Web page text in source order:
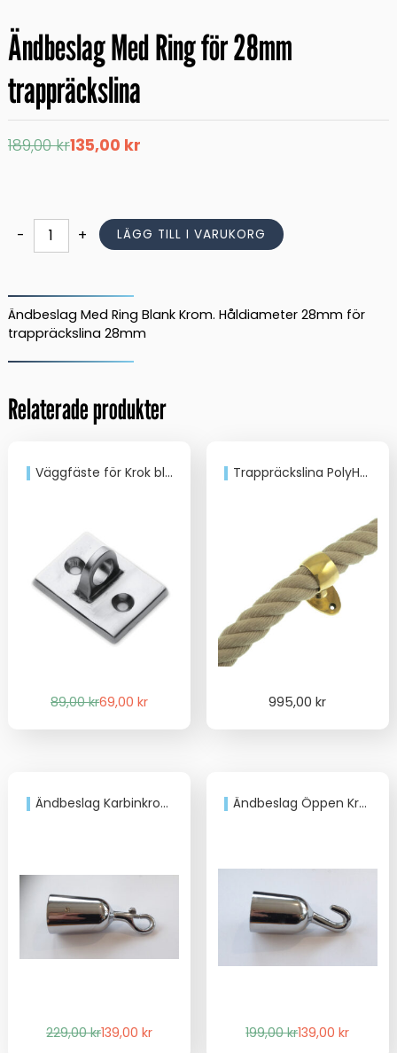
Ändbeslag Med Ring för 28mm
trappräckslina
189,00kr
Det
ursprungliga
135,00 kr
Det
nuvarande
-
Ändbeslag
Med
för
28mm
trappräckslina
mängd
+ LÄGG TILL I VARUKORG
Ändbeslag Med Ring Blank Krom. Håldiameter 28mm för
trappräckslina 28mm
Relaterade produkter
Väggfäste för Krok blank Krom
89,00krDet
69,00kr
Det
Trappräckslina PolyHampa 28mm/12m
995,00kr
Ändbeslag Karbinkrok för 36mm trappräckslina
229,00krDet
139,00kr
Det
Ändbeslag Öppen Krok för 36mm trappräckslina
199,00krDet
139,00kr
Det